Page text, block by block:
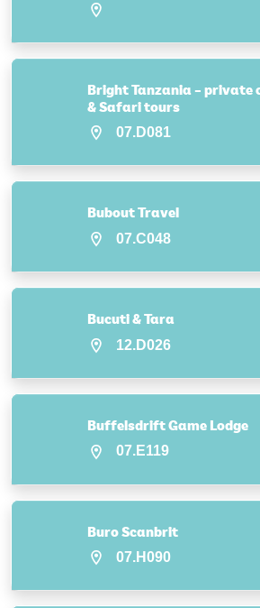
Bright Tanzania – private
& Safari tours
07.D081
Bubout Travel
07.C048
Bucuti & Tara
12.D026
Buffelsdrift Game Lodge
07.E119
Buro Scanbrit
07.H090